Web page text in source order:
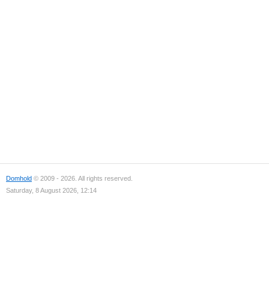
Domhold © 2009 - 2026. All rights reserved.
Saturday, 8 August 2026, 12:14